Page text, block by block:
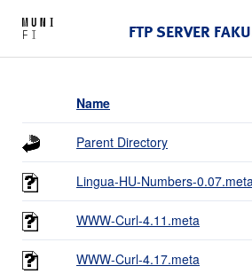
FTP SERVER
Name
Parent Directory
Lingua-HU-Numbers-0.07.meta
WWW-Curl-4.11.meta
WWW-Curl-4.17.meta